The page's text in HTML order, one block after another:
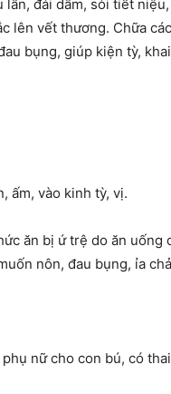
đái dầm, sỏi tiết
lên vết thương. Chữa
bụng, giúp kiện tỳ,
ấm, vào kinh tỳ, vị.
ăn bị ứ trệ do ăn
nôn, đau bụng, ỉa
nữ cho con bú, có